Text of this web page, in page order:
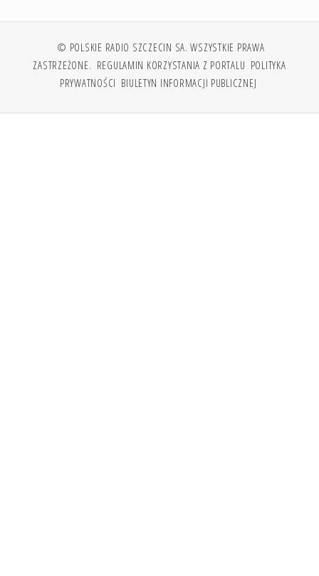
© POLSKIE RADIO SZCZECIN SA. WSZYSTKIE PRAWA
ZASTRZEŻONE. REGULAMIN KORZYSTANIA Z PORTALU POLITYKA
PRYWATNOŚCI BIULETYN INFORMACJI PUBLICZNEJ